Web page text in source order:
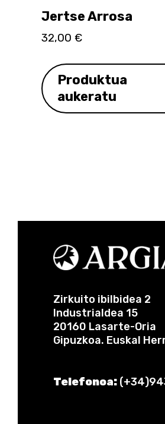
Jertse Arrosa
32,00 €
Produktua
aukeratu
Zirkuito ibilbidea 2
Industrialdea 15
20160 Lasarte-Oria
Gipuzkoa. Euskal
Telefonoa: